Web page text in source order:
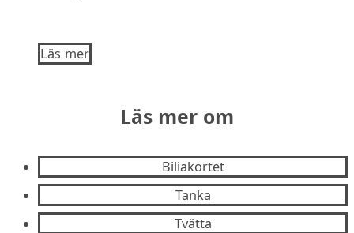
Läs mer
Läs mer om
Biliakortet
Tanka
Tvätta